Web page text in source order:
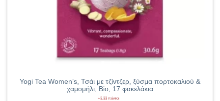
Yogi Tea Women’s, Τσάι με τζίντζερ, ξύσμα πορτοκαλιού &
χαμομήλι, Bio, 17 φακελάκια
+3,33 πόντοι